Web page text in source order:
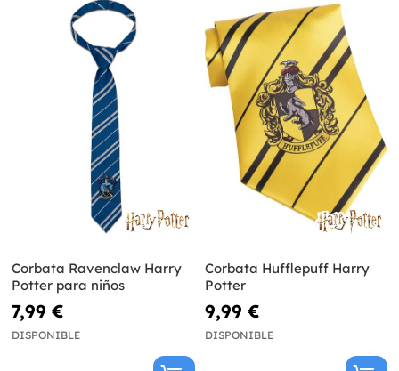
Corbata Ravenclaw Harry
Potter para niños
7,99 €
DISPONIBLE
Corbata Hufflepuff Harry
Potter
9,99 €
DISPONIBLE